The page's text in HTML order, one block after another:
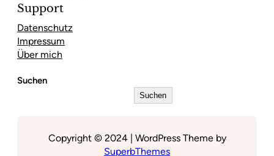
Support
Datenschutz
Impressum
Über mich
Suchen
Suchen
Copyright © 2024 | WordPress Theme by
SuperbThemes